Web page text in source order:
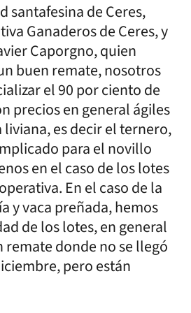
santafesina de Ceres,
Ganaderos de Ceres, y
Caporgno, quien
buen remate, nosotros
el 90 por ciento de
precios en general ágiles
es decir el ternero,
para el novillo
en el caso de los lotes
En el caso de la
y vaca preñada, hemos
de los lotes, en general
remate donde no se llegó
pero están